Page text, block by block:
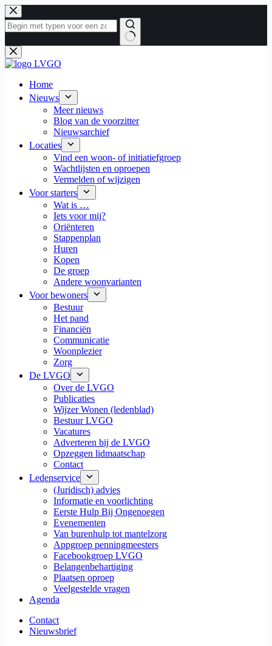
Ga
naar
de
Geen
resultaten
Home
Nieuws
Meer nieuws
Blog van de voorzitter
Nieuwsarchief
Locaties
Vind een woon- of initiatiefgroep
Wachtlijsten en oproepen
Vermelden of wijzigen
Voor starters
Wat is …
Iets voor mij?
Oriënteren
Stappenplan
Huren
Kopen
De groep
Andere woonvarianten
Voor bewoners
Bestuur
Het pand
Financiën
Communicatie
Woonplezier
Zorg
De LVGO
Over de LVGO
Publicaties
Wijzer Wonen (ledenblad)
Bestuur LVGO
Vacatures
Adverteren bij de LVGO
Opzeggen lidmaatschap
Contact
Ledenservice
(Juridisch) advies
Informatie en voorlichting
Eerste Hulp Bij Ongenoegen
Evenementen
Van burenhulp tot mantelzorg
Appgroep penningmeesters
Facebookgroep LVGO
Belangenbehartiging
Plaatsen oproep
Veelgestelde vragen
Agenda
Contact
Nieuwsbrief